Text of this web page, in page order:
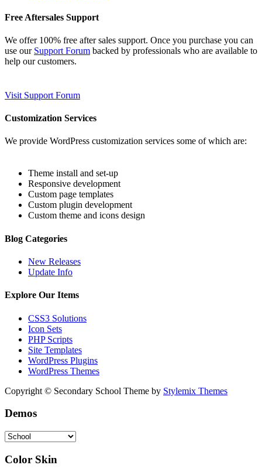
Free Aftersales Support
We offer 100% free after sales support. Once you purchase you can
use our Support Forum backed by professionals who are available to
help our customers.
Visit Support Forum
Customization Services
We provide WordPress customization services some of which are:
Theme install and set-up
Responsive development
Custom page templates
Custom plugin development
Custom theme and icons design
Blog Categories
New Releases
Update Info
Explore Our Items
CSS3 Solutions
Icon Sets
PHP Scripts
Site Templates
WordPress Plugins
WordPress Themes
Copyright © Secondary School Theme by Stylemix Themes
Demos
Color Skin